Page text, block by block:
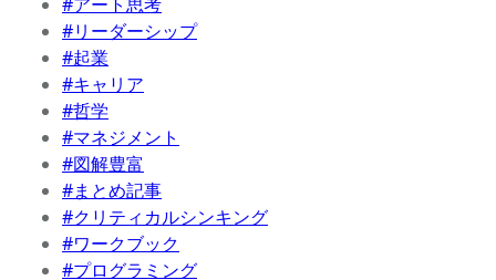
#リーダーシップ
#起業
#キャリア
#哲学
#マネジメント
#図解豊富
#まとめ記事
#クリティカルシンキング
#ワークブック
#プログラミング